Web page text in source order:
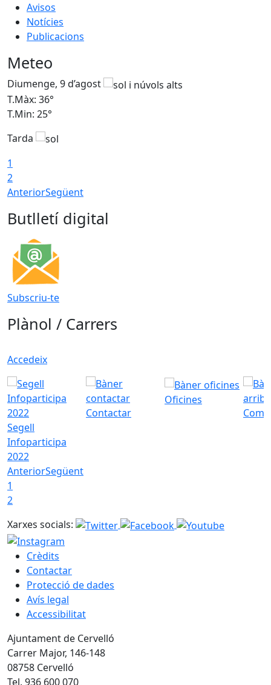
Avisos
Notícies
Publicacions
Meteo
Diumenge, 9 d’agost
T.Màx: 36°
T.Min: 25°
Tarda
1
2
AnteriorSegüent
Butlletí digital
Subscriu-te
Plànol / Carrers
Accedeix
Segell
Infoparticipa
2022
Contactar
Oficines
Com
AnteriorSegüent
1
2
Xarxes socials:
Crèdits
Contactar
Protecció de dades
Avís legal
Accessibilitat
Ajuntament de Cervelló
Carrer Major, 146-148
08758 Cervelló
Tel. 936 600 070